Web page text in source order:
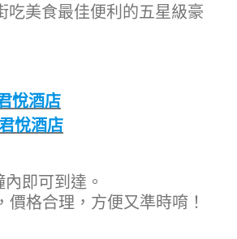
吃美食最佳便利的五星級豪
悅酒店
悅酒店
即可到達。
價格合理，方便又準時唷！